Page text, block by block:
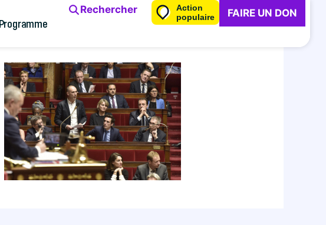
Programme
Rechercher
Action
populaire
FAIRE UN DON